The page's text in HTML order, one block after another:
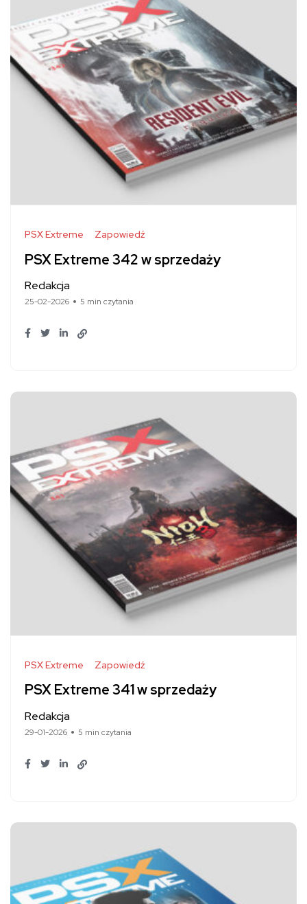
PSX Extreme Zapowiedź
PSX Extreme 342 w sprzedaży
Redakcja
25-02-2026 5 min czytania
PSX Extreme Zapowiedź
PSX Extreme 341 w sprzedaży
Redakcja
29-01-2026 5 min czytania